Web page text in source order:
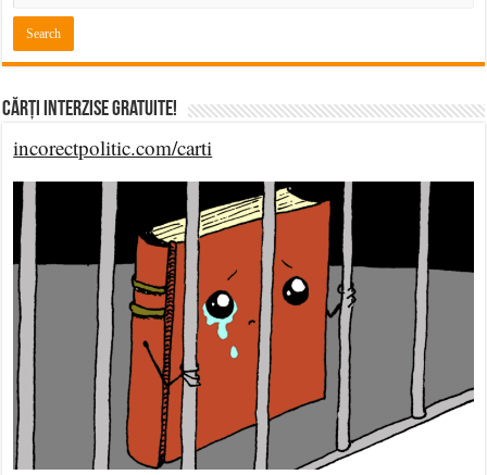
Cărți Interzise Gratuite!
incorectpolitic.com/carti